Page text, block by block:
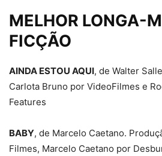
MELHOR LONGA-
FICÇÃO
AINDA ESTOU AQUI, de Walter
Carlota Bruno por VideoFilmes e
Features
BABY, de Marcelo Caetano.
Filmes, Marcelo Caetano por